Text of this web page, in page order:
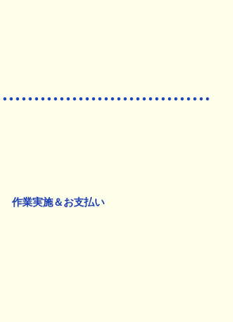
作業実施＆お支払い